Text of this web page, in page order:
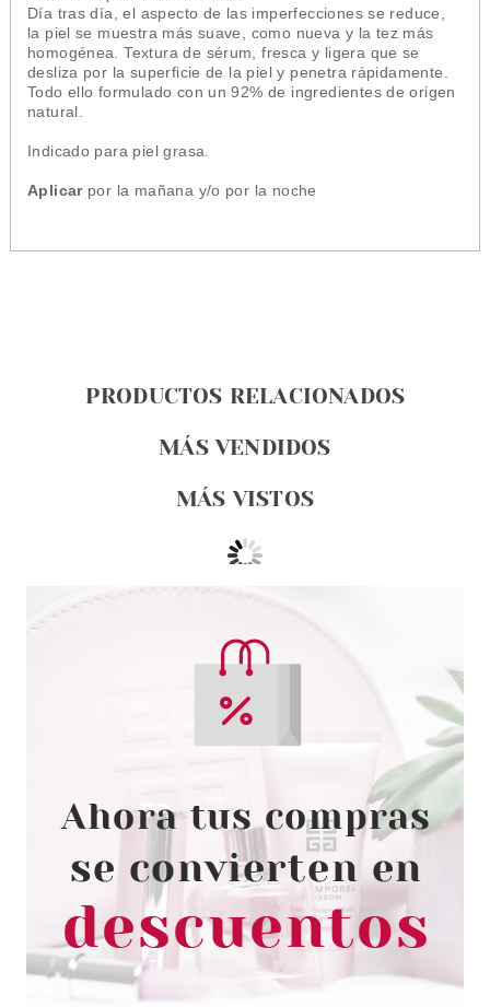
Día tras día, el aspecto de las imperfecciones se reduce,
la piel se muestra más suave, como nueva y la tez más
homogénea. Textura de sérum, fresca y ligera que se
desliza por la superficie de la piel y penetra rápidamente.
Todo ello formulado con un 92% de ingredientes de origen
natural.
Indicado para piel grasa.
Aplicarpor la mañana y/o por la noche
PRODUCTOS RELACIONADOS
MÁS VENDIDOS
MÁS VISTOS
CLARINS
CLARINS CLEANSING PIEL
NORMAL SET REGALO
desde
54.00€